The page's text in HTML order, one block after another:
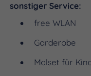
sonstiger Service:
free WLAN
Garderobe
Malset für